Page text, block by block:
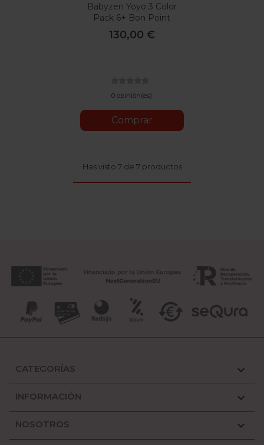
Babyzen Yoyo 3 Color
Pack 6+ Bon Point
130,00 €
0 opinión(es)
Comprar
Has visto 7 de 7 productos
CATEGORÍAS 
INFORMACIÓN 
NOSOTROS 